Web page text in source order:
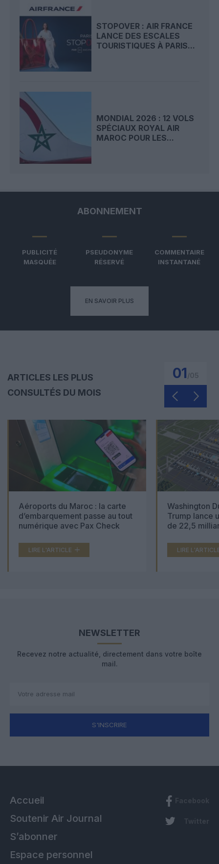
STOPOVER : AIR FRANCE
LANCE DES ESCALES
TOURISTIQUES À PARIS...
MONDIAL 2026 : 12 VOLS
SPÉCIAUX ROYAL AIR
MAROC POUR LES...
ABONNEMENT
PUBLICITÉ
MASQUÉE
PSEUDONYME
RÉSERVÉ
COMMENTAIRE
INSTANTANÉ
EN SAVOIR PLUS
ARTICLES LES PLUS
CONSULTÉS DU MOIS
01
Aéroports du Maroc : la carte
d’embarquement passe au tout
numérique avec Pax Check
LIRE L'ARTICLE
Washington
Trump lance
de 22,5
LIRE
NEWSLETTER
Recevez notre actualité, directement dans votre boîte
mail.
S'INSCRIRE
Accueil
Soutenir Air Journal
S’abonner
Espace personnel